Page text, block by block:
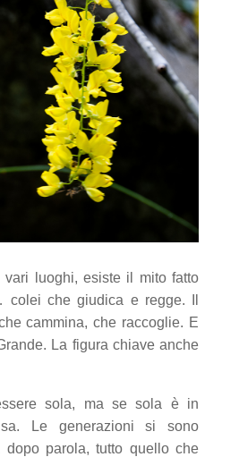
vari luoghi, esiste il mito fatto
che giudica e regge. Il
cammina, che raccoglie. E
La figura chiave anche
sola, ma se sola è in
Le generazioni si sono
dopo parola, tutto quello che